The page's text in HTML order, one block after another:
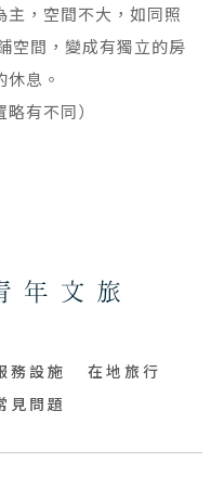
主，空間不大，如同照
空間，變成有獨立的房
息。
有不同）
務設施
在地旅行
見問題